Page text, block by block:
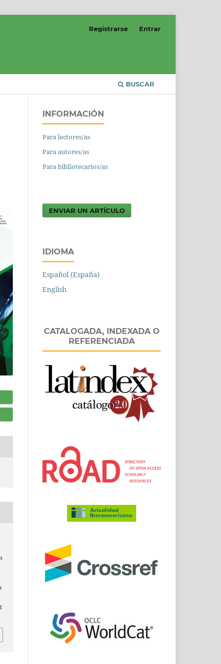
BUSCAR
Registrarse Entrar
INFORMACIÓN
Para lectores/as
Para autores/as
Para bibliotecarios/as
ENVIAR UN ARTÍCULO
IDIOMA
Español (España)
English
CATALOGADA, INDEXADA O
REFERENCIADA